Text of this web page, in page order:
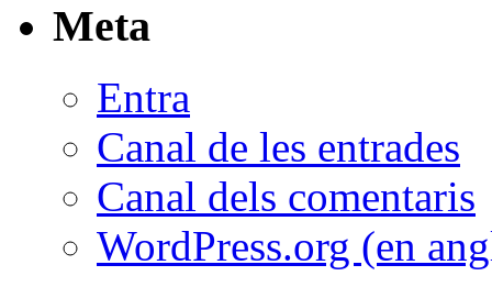
Meta
Entra
Canal de les entrades
Canal dels comentaris
WordPress.org (en